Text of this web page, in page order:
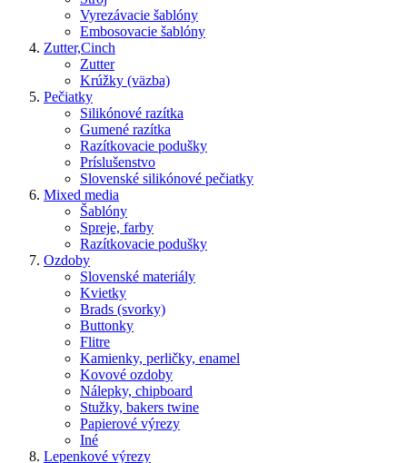
Vyrezávacie šablóny
Embosovacie šablóny
Zutter,Cinch
Zutter
Krúžky (väzba)
Pečiatky
Silikónové razítka
Gumené razítka
Razítkovacie podušky
Príslušenstvo
Slovenské silikónové pečiatky
Mixed media
Šablóny
Spreje, farby
Razítkovacie podušky
Ozdoby
Slovenské materiály
Kvietky
Brads (svorky)
Buttonky
Flitre
Kamienky, perličky, enamel
Kovové ozdoby
Nálepky, chipboard
Stužky, bakers twine
Papierové výrezy
Iné
Lepenkové výrezy